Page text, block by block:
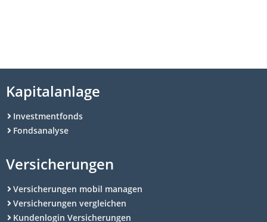
Kapitalanlage
Investmentfonds
Fondsanalyse
Versicherungen
Versicherungen mobil managen
Versicherungen vergleichen
Kundenlogin Versicherungen